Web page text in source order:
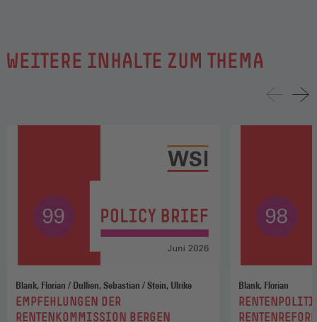
WEITERE INHALTE ZUM THEMA
Blank, Florian / Dullien, Sebastian / Stein, Ulrike
:EMPFEHLUNGEN DER
RENTENKOMMISSION BERGEN
Blank, Florian
: